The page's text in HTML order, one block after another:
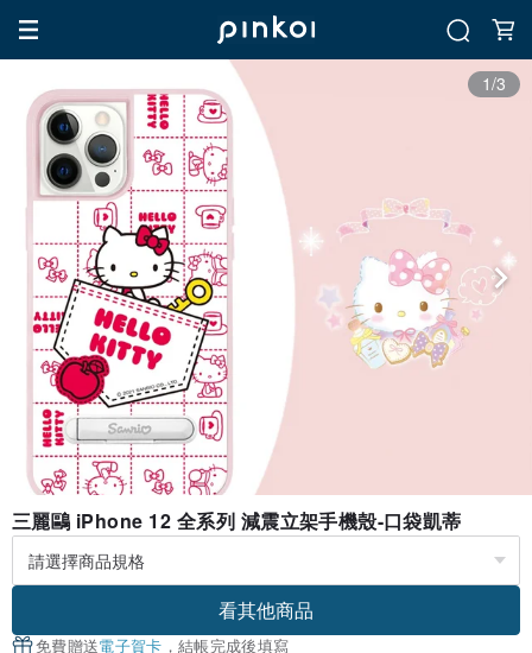
1/3
三麗鷗 iPhone 12 全系列 減震立架手機殼-口袋凱蒂
看其他商品
免費贈送電子賀卡 ，結帳完成後填寫